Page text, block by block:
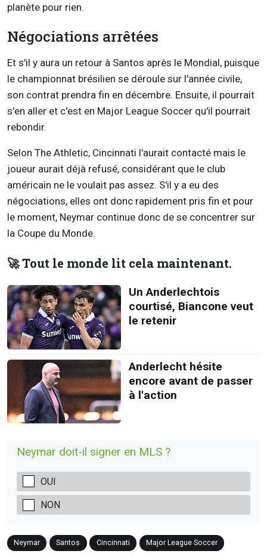
planète pour rien.
Négociations arrêtées
Et s'il y aura un retour à Santos après le Mondial, puisque
le championnat brésilien se déroule sur l'année civile,
son contrat prendra fin en décembre. Ensuite, il pourrait
s'en aller et c'est en Major League Soccer qu'il pourrait
rebondir.
Selon The Athletic, Cincinnati l'aurait contacté mais le
joueur aurait déjà refusé, considérant que le club
américain ne le voulait pas assez. S'il y a eu des
négociations, elles ont donc rapidement pris fin et pour
le moment, Neymar continue donc de se concentrer sur
la Coupe du Monde.
🚀 Tout le monde lit cela maintenant.
Un Anderlechtois
courtisé, Biancone veut
le retenir
Anderlecht hésite
encore avant de passer
à l'action
Neymar doit-il signer en MLS ?
OUI
NON
Neymar Santos Cincinnati Major League Soccer